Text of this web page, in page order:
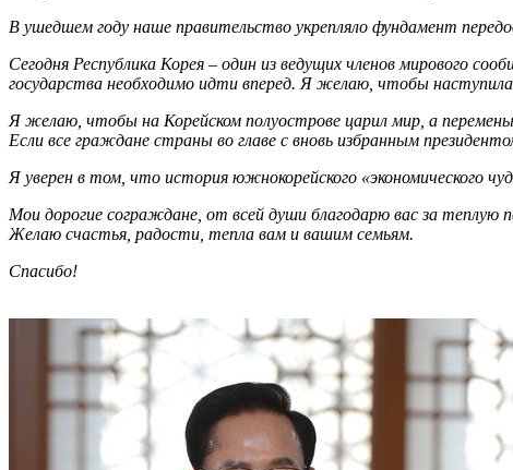
В ушедшем году наше правительство укрепляло фундамент
Сегодня Республика Корея – один из ведущих членов мирового
государства необходимо идти вперед. Я желаю, чтобы
Я желаю, чтобы на Корейском полуострове царил мир, а
Если все граждане страны во главе с вновь избранным
Я уверен в том, что история южнокорейского «экономического
Мои дорогие сограждане, от всей души благодарю вас за теплую
Желаю счастья, радости, тепла вам и вашим семьям.
Спасибо!